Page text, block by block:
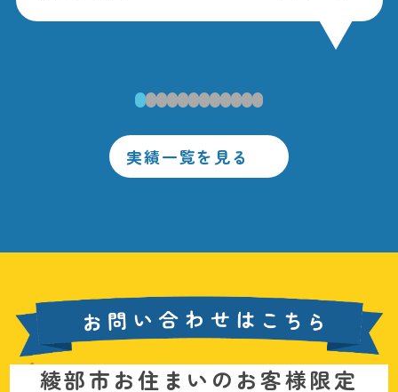
1 2 3 4 5 6 7 8 9 1011 12
実績一覧を見る
綾部市お住まいのお客様限定